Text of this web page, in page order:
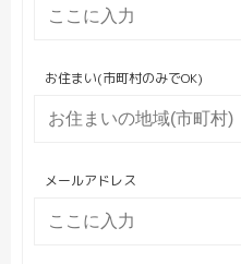
お住まい(市町村のみでOK)
メールアドレス